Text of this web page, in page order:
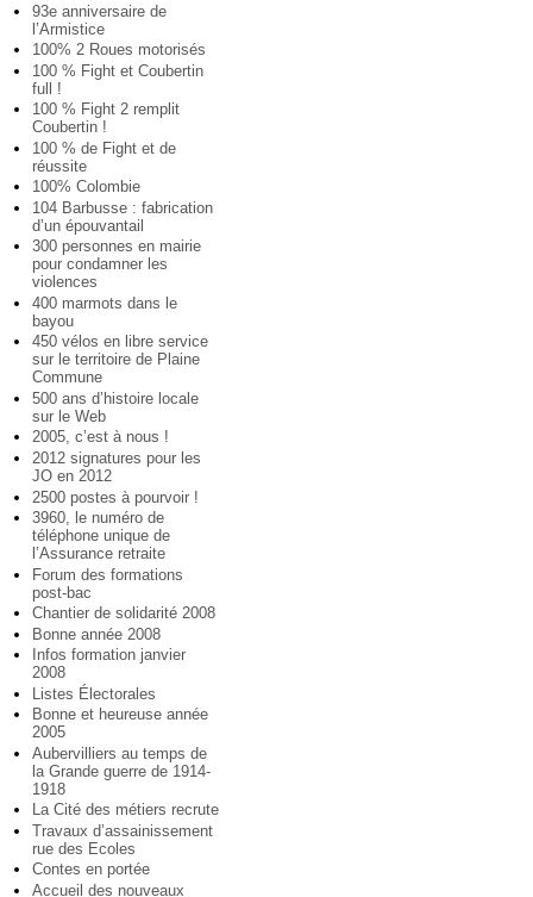
93e anniversaire de
l’Armistice
100% 2 Roues motorisés
100 % Fight et Coubertin
full !
100 % Fight 2 remplit
Coubertin !
100 % de Fight et de
réussite
100% Colombie
104 Barbusse : fabrication
d’un épouvantail
300 personnes en mairie
pour condamner les
violences
400 marmots dans le
bayou
450 vélos en libre service
sur le territoire de Plaine
Commune
500 ans d’histoire locale
sur le Web
2005, c’est à nous !
2012 signatures pour les
JO en 2012
2500 postes à pourvoir !
3960, le numéro de
téléphone unique de
l’Assurance retraite
Forum des formations
post-bac
Chantier de solidarité 2008
Bonne année 2008
Infos formation janvier
2008
Listes Électorales
Bonne et heureuse année
2005
Aubervilliers au temps de
la Grande guerre de 1914-
1918
La Cité des métiers recrute
Travaux d’assainissement
rue des Ecoles
Contes en portée
Accueil des nouveaux